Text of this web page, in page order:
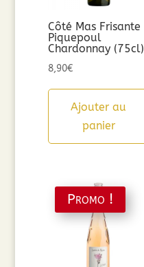
Côté Mas Frisante
Piquepoul
Chardonnay (75cl)
8,90€
Ajouter au
panier
Promo !